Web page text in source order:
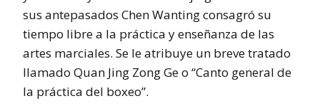
sus antepasados Chen Wanting consagró su
tiempo libre a la práctica y enseñanza de las
artes marciales. Se le atribuye un breve tratado
llamado Quan Jing Zong Ge o “Canto general de
la práctica del boxeo”.